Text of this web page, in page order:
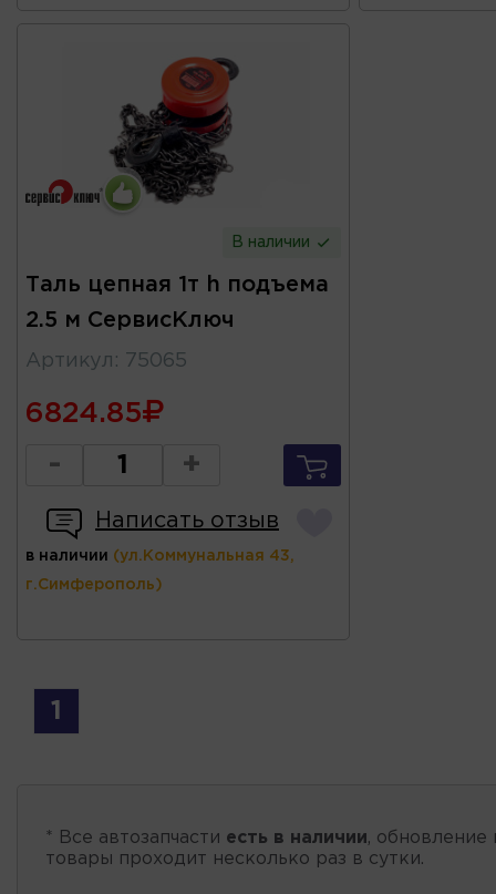
В наличии
Таль цепная 1т h подъема
2.5 м СервисКлюч
Артикул : 75065
6824.85
- +
Написать отзыв
в наличии (ул.Коммунальная 43,
г.Симферополь)
1
* Все автозапчасти есть в наличии, обновление
товары проходит несколько раз в сутки.